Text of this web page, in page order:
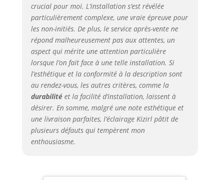
crucial pour moi. L’installation s’est révélée
particulièrement complexe, une vraie épreuve pour
les non-initiés. De plus, le service après-vente ne
répond malheureusement pas aux attentes, un
aspect qui mérite une attention particulière
lorsque l’on fait face à une telle installation. Si
l’esthétique et la conformité à la description sont
au rendez-vous, les autres critères, comme la
durabilitéet la facilité d’installation, laissent à
désirer. En somme, malgré une note esthétique et
une livraison parfaites, l’éclairage Kizirl pâtit de
plusieurs défauts qui tempèrent mon
enthousiasme.